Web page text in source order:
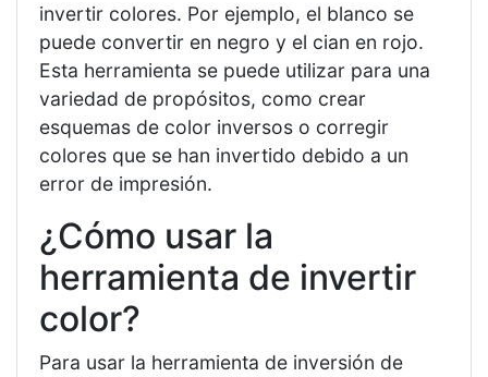
invertir colores. Por ejemplo, el blanco se
puede convertir en negro y el cian en rojo.
Esta herramienta se puede utilizar para una
variedad de propósitos, como crear
esquemas de color inversos o corregir
colores que se han invertido debido a un
error de impresión.
¿Cómo usar la
herramienta de invertir
color?
Para usar la herramienta de inversión de